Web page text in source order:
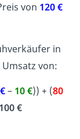
von 120 €
in
Umsatz von:
– 10 €)) + (80
€